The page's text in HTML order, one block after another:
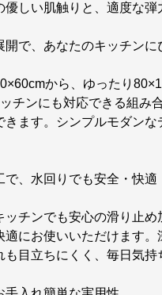
優しい肌触りと、適度な弾
開で、あなたのキッチンに
から、ゆったり
チンにも対応できる組み
きます。シンプルモダン
で、水回りでも安全・快適
ッチンでも安心の滑り止
適にお使いいただけます
も目立ちにくく、毎日気持